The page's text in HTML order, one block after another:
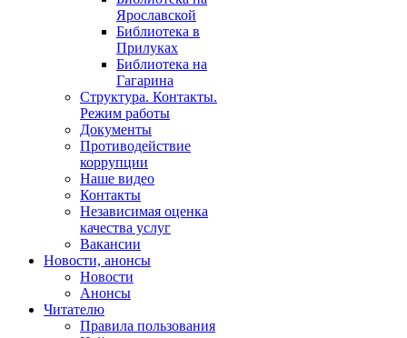
Ярославской
Библиотека в
Прилуках
Библиотека на
Гагарина
Структура. Контакты.
Режим работы
Документы
Противодействие
коррупции
Наше видео
Контакты
Независимая оценка
качества услуг
Вакансии
Новости, анонсы
Новости
Анонсы
Читателю
Правила пользования